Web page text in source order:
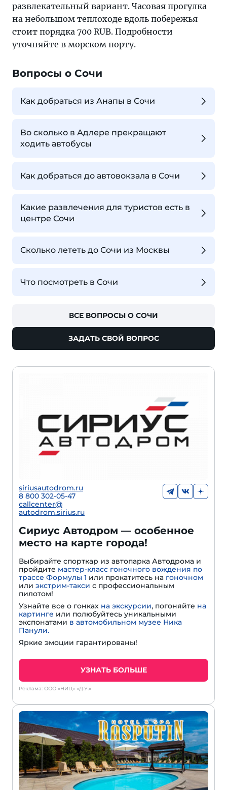
развлекательный вариант. Часовая прогулка
на небольшом теплоходе вдоль побережья
стоит порядка 700 RUB. Подробности
уточняйте в морском порту.
Вопросы о Сочи
Как добраться из Анапы в Сочи
Во сколько в Адлере прекращают
ходить автобусы
Как добраться до автовокзала в Сочи
Какие развлечения для туристов есть в
центре Сочи
Сколько лететь до Сочи из Москвы
Что посмотреть в Сочи
ВСЕ ВОПРОСЫ О СОЧИ
ЗАДАТЬ СВОЙ ВОПРОС
siriusautodrom.ru
8 800 302-05-47
callcenter@
autodrom.sirius.ru
Сириус Автодром — особенное
место на карте города!
Выбирайте спорткар из автопарка Автодрома и
пройдите мастер-класс гоночного вождения по
трассе Формулы 1 или прокатитесь на гоночном
или экстрим-такси с профессиональным
пилотом!
Узнайте все о гонках на экскурсии, погоняйте на
картинге или полюбуйтесь уникальными
экспонатами в автомобильном музее Ника
Панули.
Яркие эмоции гарантированы!
УЗНАТЬ БОЛЬШЕ
Реклама: ООО «НИЦ» «Д.У.»